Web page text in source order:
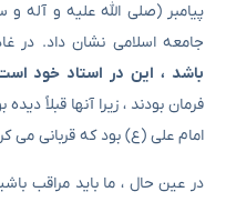
پیامبر (صلی الله علیه و آله
جامعه اسلامی نشان داد. در
باشد ، این در استاد خود
فرمان بودند ، زیرا آنها قبلاً
امام علی (ع) بود که قربانی می
در عین حال ، ما باید مراقب